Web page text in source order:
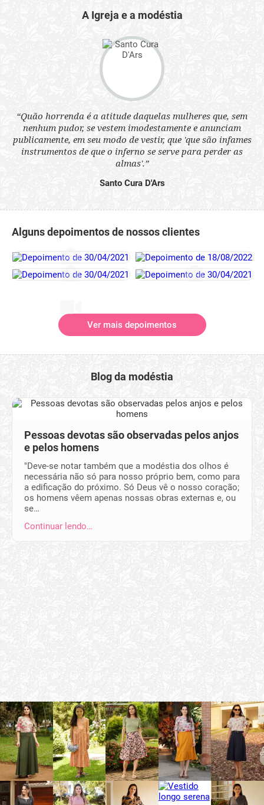
A Igreja e a modéstia
“Quão horrenda é a atitude daquelas mulheres que, sem
nenhum pudor, se vestem imodestamente e anunciam
publicamente, em seu modo de vestir, que 'que são infames
instrumentos de que o inferno se serve para perder as
almas'.”
Santo Cura D'Ars
Alguns depoimentos de nossos clientes
Ver mais depoimentos
Blog da modéstia
Pessoas devotas são observadas pelos anjos
e pelos homens
"Deve-se notar também que a modéstia dos olhos é
necessária não só para nosso próprio bem, como para
a edificação do próximo. Só Deus vê o nosso coração;
os homens vêem apenas nossas obras externas e, ou
se…
Continuar lendo…